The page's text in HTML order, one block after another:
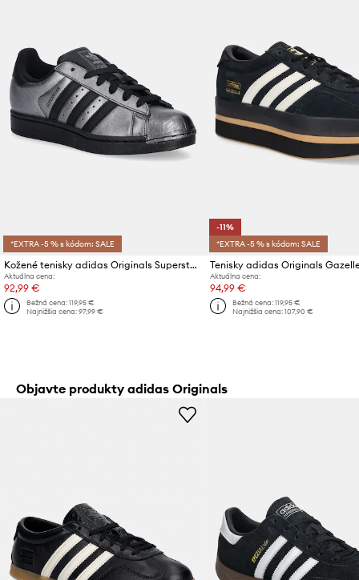
*EXTRA -5 % s kódom: SALE
Kožené tenisky adidas Originals Superstar II
Aktuálna cena:
92,99 €
Bežná cena:119,95 €
Najnižšia cena:97,99 €
-11%
*EXTRA -5 % s kódom: SALE
Tenisky adidas Originals
Aktuálna cena:
94,99 €
Bežná cena:119,95 €
Najnižšia cena:107,90 €
Objavte produkty adidas Originals